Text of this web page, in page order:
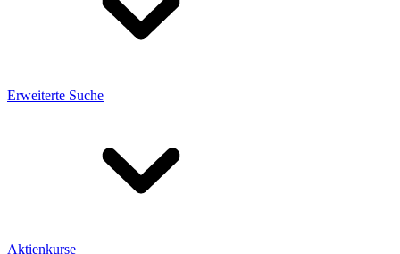
Erweiterte Suche
Aktienkurse